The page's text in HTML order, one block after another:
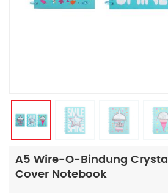
A5 Wire-O-Bindung
Cover Notebook